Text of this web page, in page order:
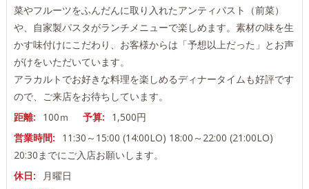
菜やフルーツをふんだんに取り入れたアンティパスト（前菜）
や、自家製パスタがランチメニューで楽しめます。素材の味を生
かす味付けにこだわり、お客様からは「予想以上だった」とお声
がけをいただいています。
アラカルトでお好きな料理を楽しめるディナータイムも好評です
ので、ご来店をお待ちしています。
距離:
100ｍ 予算:
1,500円
営業時間:
11:30～15:00 (14:00LO) 18:00～22:00 (21:00LO)
20:30までにご入店お願いします。
休日:
月曜日